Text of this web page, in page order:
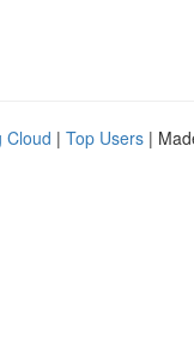
Cloud | Top Users |